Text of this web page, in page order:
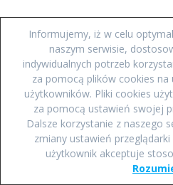
Informujemy, iż w celu
naszym serwisie,
indywidualnych potrzeb
za pomocą plików cookies na
użytkowników. Pliki cookies
za pomocą ustawień swojej
Dalsze korzystanie z naszego
zmiany ustawień
użytkownik akceptuje